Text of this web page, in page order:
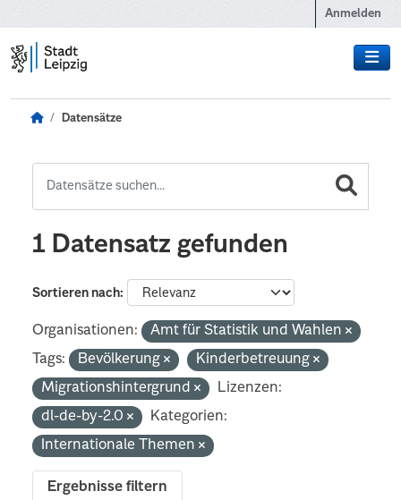
Anmelden
Datensätze
1 Datensatz gefunden
Sortieren nach
Organisationen:
Amt für Statistik und Wahlen
Tags:
Bevölkerung
Kinderbetreuung
Migrationshintergrund
Lizenzen:
dl-de-by-2.0
Kategorien:
Internationale Themen
Ergebnisse filtern